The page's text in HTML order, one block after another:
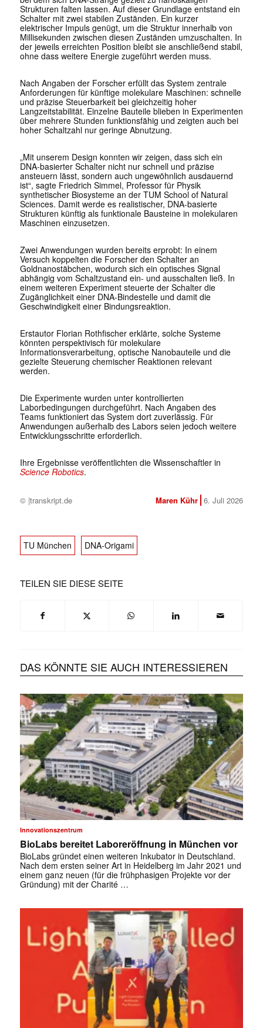
Strukturen falten lassen. Auf dieser Grundlage entstand ein
Schalter mit zwei stabilen Zuständen. Ein kurzer
elektrischer Impuls genügt, um die Struktur innerhalb von
Millisekunden zwischen diesen Zuständen umzuschalten. In
der jeweils erreichten Position bleibt sie anschließend stabil,
ohne dass weitere Energie zugeführt werden muss.
Nach Angaben der Forscher erfüllt das System zentrale
Anforderungen für künftige molekulare Maschinen: schnelle
und präzise Steuerbarkeit bei gleichzeitig hoher
Langzeitstabilität. Einzelne Bauteile blieben in Experimenten
über mehrere Stunden funktionsfähig und zeigten auch bei
hoher Schaltzahl nur geringe Abnutzung.
„Mit unserem Design konnten wir zeigen, dass sich ein
DNA-basierter Schalter nicht nur schnell und präzise
ansteuern lässt, sondern auch ungewöhnlich ausdauernd
ist“, sagte Friedrich Simmel, Professor für Physik
synthetischer Biosysteme an der TUM School of Natural
Sciences. Damit werde es realistischer, DNA-basierte
Strukturen künftig als funktionale Bausteine in molekularen
Maschinen einzusetzen.
Zwei Anwendungen wurden bereits erprobt: In einem
Versuch koppelten die Forscher den Schalter an
Goldnanostäbchen, wodurch sich ein optisches Signal
abhängig vom Schaltzustand ein- und ausschalten ließ. In
einem weiteren Experiment steuerte der Schalter die
Zugänglichkeit einer DNA-Bindestelle und damit die
Geschwindigkeit einer Bindungsreaktion.
Erstautor Florian Rothfischererklärte, solche Systeme
könnten perspektivisch für molekulare
Informationsverarbeitung, optische Nanobauteile und die
gezielte Steuerung chemischer Reaktionen relevant
werden.
Die Experimente wurden unter kontrollierten
Laborbedingungen durchgeführt. Nach Angaben des
Teams funktioniert das System dort zuverlässig. Für
Anwendungen außerhalb des Labors seien jedoch weitere
Entwicklungsschritte erforderlich.
Ihre Ergebnisse veröffentlichten die Wissenschaftler in
Science Robotics.
© |transkript.de Maren Kühr 6. Juli 2026
TU München DNA-Origami
TEILEN SIE DIESE SEITE
DAS KÖNNTE SIE AUCH INTERESSIEREN
Innovationszentrum
BioLabs bereitet Laboreröffnung in München vor
BioLabs gründet einen weiteren Inkubator in Deutschland.
Nach dem ersten seiner Art in Heidelberg im Jahr 2021 und
einem ganz neuen (für die frühphasigen Projekte vor der
Gründung) mit der Charité …